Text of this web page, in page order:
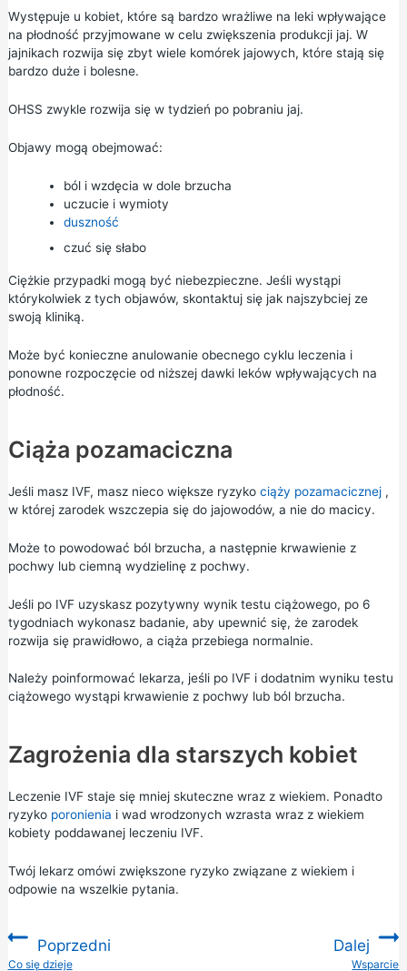
Występuje u kobiet, które są bardzo wrażliwe na leki wpływające
na płodność przyjmowane w celu zwiększenia produkcji jaj. W
jajnikach rozwija się zbyt wiele komórek jajowych, które stają się
bardzo duże i bolesne.
OHSS zwykle rozwija się w tydzień po pobraniu jaj.
Objawy mogą obejmować:
ból i wzdęcia w dole brzucha
uczucie i wymioty
duszność
czuć się słabo
Ciężkie przypadki mogą być niebezpieczne. Jeśli wystąpi
którykolwiek z tych objawów, skontaktuj się jak najszybciej ze
swoją kliniką.
Może być konieczne anulowanie obecnego cyklu leczenia i
ponowne rozpoczęcie od niższej dawki leków wpływających na
płodność.
Ciąża pozamaciczna
Jeśli masz IVF, masz nieco większe ryzyko ciąży pozamacicznej,
w której zarodek wszczepia się do jajowodów, a nie do macicy.
Może to powodować ból brzucha, a następnie krwawienie z
pochwy lub ciemną wydzielinę z pochwy.
Jeśli po IVF uzyskasz pozytywny wynik testu ciążowego, po 6
tygodniach wykonasz badanie, aby upewnić się, że zarodek
rozwija się prawidłowo, a ciąża przebiega normalnie.
Należy poinformować lekarza, jeśli po IVF i dodatnim wyniku testu
ciążowego wystąpi krwawienie z pochwy lub ból brzucha.
Zagrożenia dla starszych kobiet
Leczenie IVF staje się mniej skuteczne wraz z wiekiem. Ponadto
ryzyko poronienia i wad wrodzonych wzrasta wraz z wiekiem
kobiety poddawanej leczeniu IVF.
Twój lekarz omówi zwiększone ryzyko związane z wiekiem i
odpowie na wszelkie pytania.
Poprzedni
:Co się dzieje
Dalej
Wsparcie